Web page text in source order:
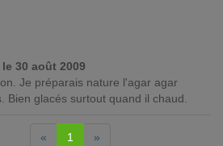
le 30 août 2009
Je préparais nature l'agar agar
Bien glacés surtout quand il chaud.
« 1 »